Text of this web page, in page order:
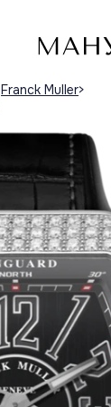
Franck Muller